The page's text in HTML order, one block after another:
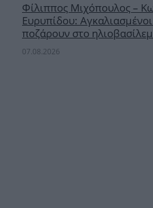
Φίλιππος Μιχόπουλος –
Ευρυπίδου:
ποζάρουν στο
07.08.2026